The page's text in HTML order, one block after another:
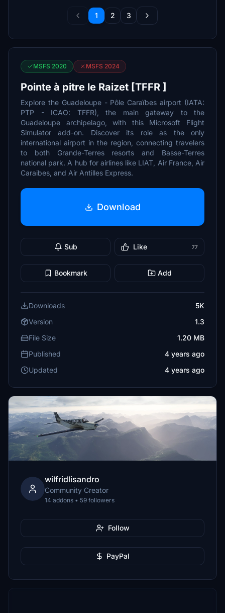
1 2 3
MSFS 2020 MSFS 2024
Pointe à pitre le Raizet [TFFR ]
Explore the Guadeloupe - Pôle Caraïbes airport (IATA:
PTP - ICAO: TFFR), the main gateway to the
Guadeloupe archipelago, with this Microsoft Flight
Simulator add-on. Discover its role as the only
international airport in the region, connecting travelers
to both Grande-Terres resorts and Basse-Terres
national park. A hub for airlines like LIAT, Air France, Air
Caraibes, and Air Antilles Express.
Download
Sub Like 77
Bookmark Add
Downloads
5K
Version
1.3
File Size
1.20 MB
Published
4 years ago
Updated
4 years ago
wilfridlisandro
Community Creator
14 addons • 59 followers
Follow
PayPal